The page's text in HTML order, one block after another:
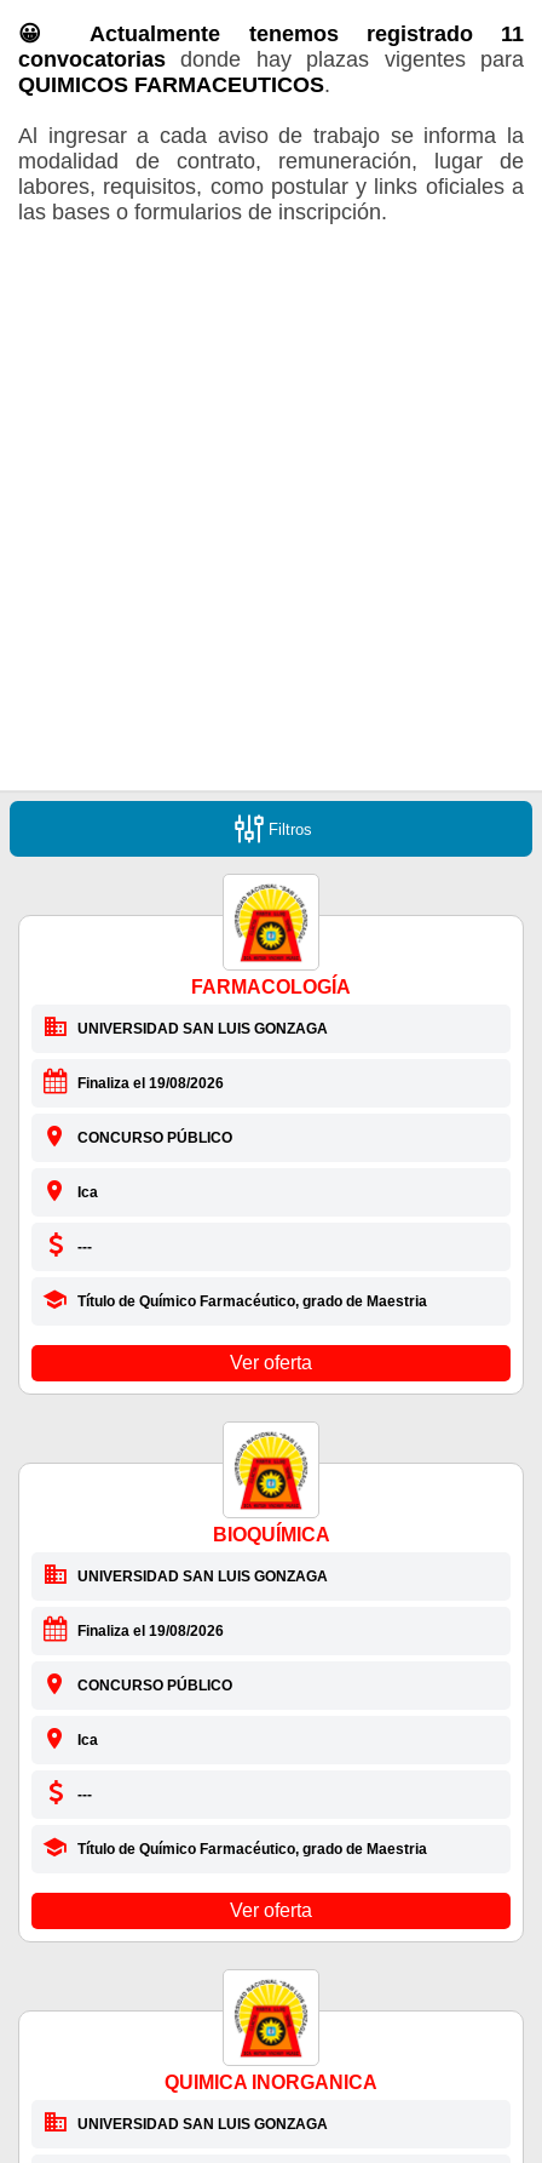
😀 Actualmente tenemos registrado 11
convocatoriasdonde hay plazas vigentes para
QUIMICOS FARMACEUTICOS.
Al ingresar a cada aviso de trabajo se informa la
modalidad de contrato, remuneración, lugar de
labores, requisitos, como postular y links oficiales a
las bases o formularios de inscripción.
Filtros
FARMACOLOGÍA
UNIVERSIDAD SAN LUIS GONZAGA
Finaliza el 19/08/2026
CONCURSO PÚBLICO
Ica
---
Título de Químico Farmacéutico, grado de Maestria
Ver oferta
BIOQUÍMICA
UNIVERSIDAD SAN LUIS GONZAGA
Finaliza el 19/08/2026
CONCURSO PÚBLICO
Ica
---
Título de Químico Farmacéutico, grado de Maestria
Ver oferta
QUIMICA INORGANICA
UNIVERSIDAD SAN LUIS GONZAGA